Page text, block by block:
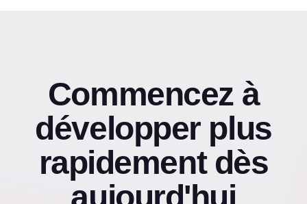
Commencez à
développer plus
rapidement dès